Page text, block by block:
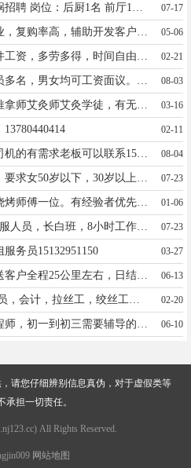
07-17
05-06
02-21
08-03
宁晋颐和明珠附近招聘推拿师艾灸师艾灸学徒，有无经验均可，免费培训，待遇优厚，踏实肯学吃苦耐劳就行，工资面议有兴趣的可以联系 13739699552 13831966044 03-16
02-11
武汉电缆库房有需要招司机的有需求老板可以联系15132908000 08-04
07-23
黄儿营徐州烧烤，招聘烧烤师傅一位。有经验者优先。工资面议。有意者联系13933734034 01-06
宁晋中通快递招聘1名客服人员，长白班，8小时工作，要求女25-35短期勿扰会简单电脑操作有意者联系18831943520 07-23
务员15132951150 03-27
找带车司机，给公司接送客户全程25公里左右，日结200.要求车牌冀E,车8年以内，驾龄3年以上电话15531933505 06-13
02-20
06-10
请您仔细辨别信息真伪，对于虚假类等
担一切责任。
All Rights Reserved.
网站地图